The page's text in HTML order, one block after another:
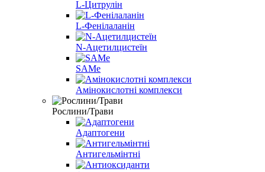
L-Цитрулін
L-Фенілаланін
N-Ацетилцистеїн
SAMe
Амінокислотні комплекси
Рослини/Трави
Адаптогени
Антигельмінтні